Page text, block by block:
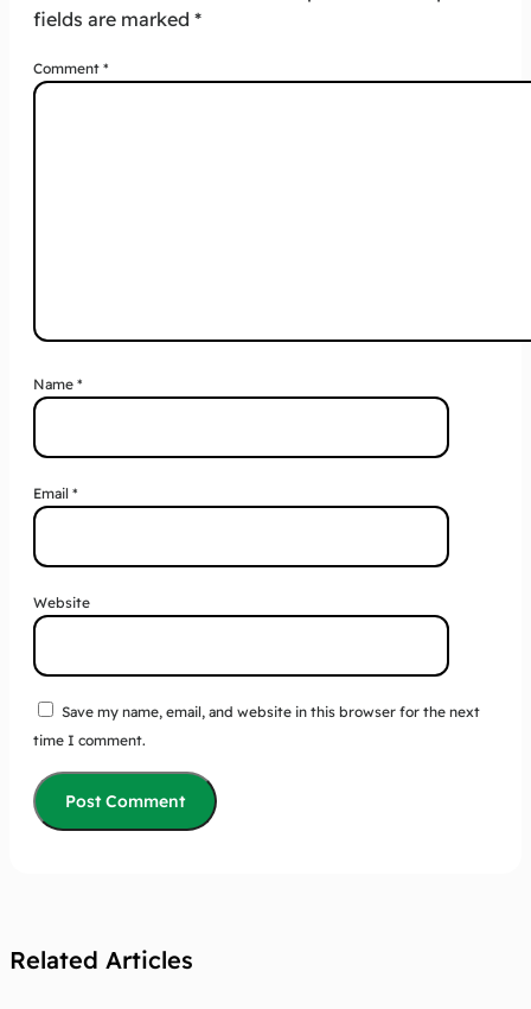
fields are marked *
Comment *
Name *
Email *
Website
Save my name, email, and website in this browser for the next
time I comment.
Related Articles